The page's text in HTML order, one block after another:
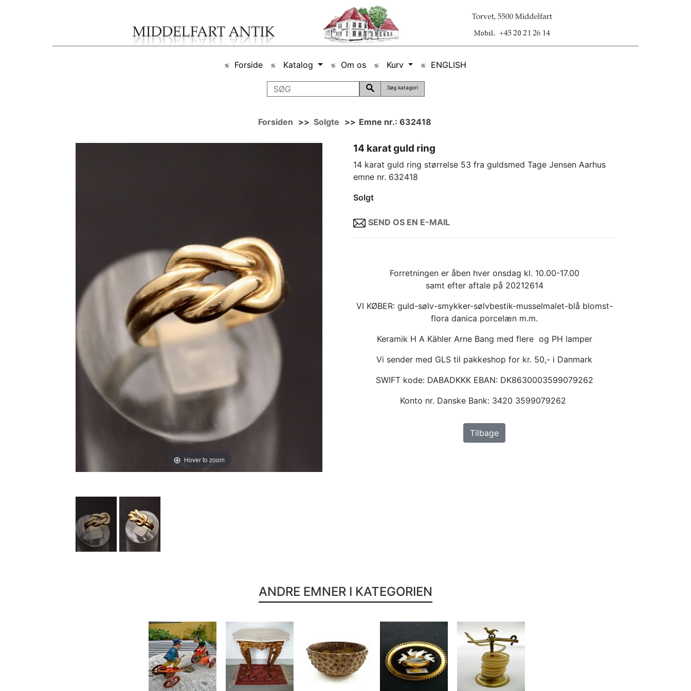
Forside Katalog Om os Kurv ENGLISH
Søg katagori
Forsiden >> Solgte >> Emne nr.: 632418
Hover to zoom
14 karat guld ring
14 karat guld ring størrelse 53 fra guldsmed Tage Jensen Aarhus
emne nr. 632418
Solgt
SEND OS EN E-MAIL
Forretningen er åben hver onsdag kl. 10.00-17.00
samt efter aftale på 20212614
VI KØBER: guld-sølv-smykker-sølvbestik-musselmalet-blå blomst-
flora danica porcelæn m.m.
Keramik H A Kähler Arne Bang med flere og PH lamper
Vi sender med GLS til pakkeshop for kr. 50,- i Danmark
SWIFT kode: DABADKKK EBAN: DK8630003599079262
Konto nr. Danske Bank: 3420 3599079262
Tilbage
ANDRE EMNER I KATEGORIEN